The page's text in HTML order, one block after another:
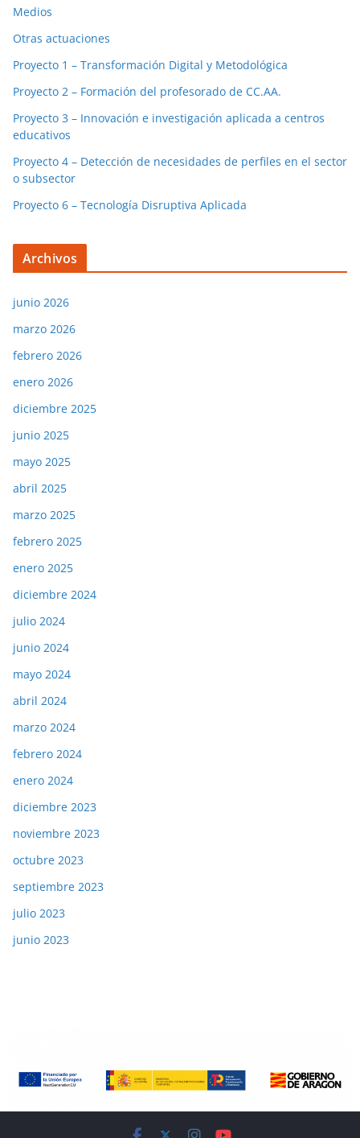
Medios
Otras actuaciones
Proyecto 1 – Transformación Digital y Metodológica
Proyecto 2 – Formación del profesorado de CC.AA.
Proyecto 3 – Innovación e investigación aplicada a centros
educativos
Proyecto 4 – Detección de necesidades de perfiles en el sector
o subsector
Proyecto 6 – Tecnología Disruptiva Aplicada
Archivos
junio 2026
marzo 2026
febrero 2026
enero 2026
diciembre 2025
junio 2025
mayo 2025
abril 2025
marzo 2025
febrero 2025
enero 2025
diciembre 2024
julio 2024
junio 2024
mayo 2024
abril 2024
marzo 2024
febrero 2024
enero 2024
diciembre 2023
noviembre 2023
octubre 2023
septiembre 2023
julio 2023
junio 2023